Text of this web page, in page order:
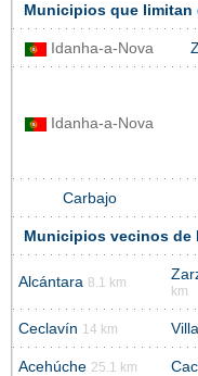
Municipios que limitan
Idanha-a-Nova
Idanha-a-Nova
Carbajo
Municipios vecinos de
Alcántara 8.1 km
km
Ceclavín 14 km
Acehúche 25.1 km